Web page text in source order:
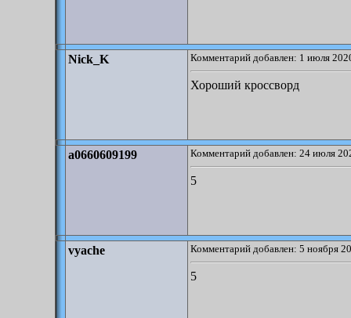
Nick_K Комментарий добавлен: 1 июля
Хороший кроссворд
a0660609199 Комментарий добавлен: 24 июля
5
vyache Комментарий добавлен: 5 ноября
5